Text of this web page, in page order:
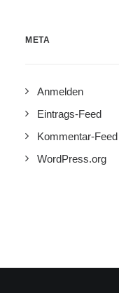
META
Anmelden
Eintrags-Feed
Kommentar-Feed
WordPress.org